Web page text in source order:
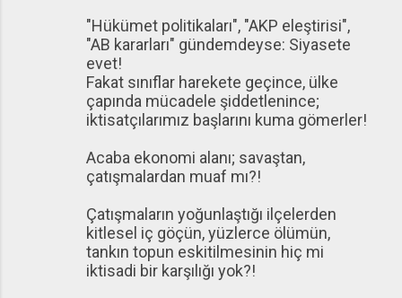
"Hükümet politikaları", "AKP eleştirisi",
"AB kararları" gündemdeyse: Siyasete
evet!
Fakat sınıflar harekete geçince, ülke
çapında mücadele şiddetlenince;
iktisatçılarımız başlarını kuma gömerler!
Acaba ekonomi alanı; savaştan,
çatışmalardan muaf mı?!
Çatışmaların yoğunlaştığı ilçelerden
kitlesel iç göçün, yüzlerce ölümün,
tankın topun eskitilmesinin hiç mi
iktisadi bir karşılığı yok?!